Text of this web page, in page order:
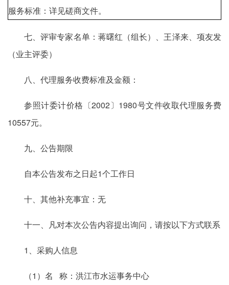
服务标准：详见磋商文件。
七、评审专家名单：蒋曙红（组长）、王泽来、项友发
（业主评委）
八、代理服务收费标准及金额：
参照计委计价格〔2002〕1980号文件收取代理服务费
10557元。
九、公告期限
自本公告发布之日起1个工作日
十、其他补充事宜：无
十一、凡对本次公告内容提出询问，请按以下方式联系
1、采购人信息
（1）名 称：洪江市水运事务中心